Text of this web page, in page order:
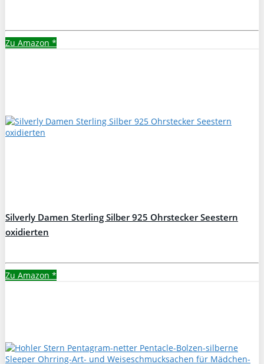
Zu Amazon *
Silverly Damen Sterling Silber 925 Ohrstecker Seestern
oxidierten
Zu Amazon *